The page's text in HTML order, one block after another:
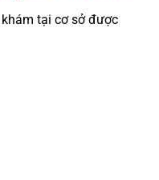
tại cơ sở được